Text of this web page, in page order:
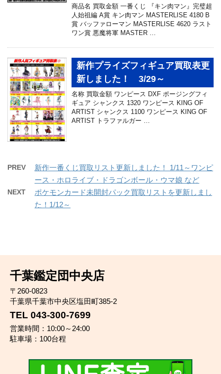
商品名 買取金額 一番くじ 『キン肉マン』完璧超
人始祖編 A賞 キン肉マン MASTERLISE 4180 B
賞 バッファローマン MASTERLISE 4620 ラスト
ワン賞 悪魔将軍 MASTER …
新作プライズフィギュア買取表更
新しました！ 3/29～
名称 買取金額 ワンピース DXF ポージングフィ
ギュア シャンクス 1320 ワンピース KING OF
ARTIST シャンクス 1100 ワンピース KING OF
ARTIST トラファルガー …
PREV
新作一番くじ買取リスト更新しました！ 1/11～ワンピ
ース・ホロライブ・ドラゴンボール・ウマ娘 など
NEXT
ポケモンカード未開封パック買取リストを更新しまし
た！1/12～
千葉鑑定団中央店
〒260-0823
千葉県千葉市中央区塩田町385-2
TEL 043-300-7699
営業時間：10:00～24:00
駐車場：100台程